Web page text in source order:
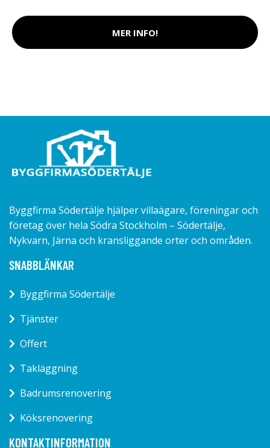
MER INFO!
Byggfirma Södertälje hjälper villaägare, föreningar och
företag över hela Södra Stockholm – Södertälje,
Nykvarn, Järna och kransliggande orter och områden.
SNABBLÄNKAR
Byggfirma Södertälje
Tjänster
Offert
Takläggning
Badrumsrenovering
Köksrenovering
KONTAKTINFORMATION